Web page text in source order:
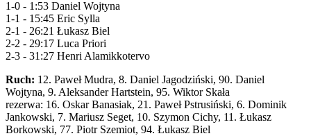
1-0 - 1:53 Daniel Wojtyna
1-1 - 15:45 Eric Sylla
2-1 - 26:21 Łukasz Biel
2-2 - 29:17 Luca Priori
2-3 - 31:27 Henri Alamikkotervo
Ruch: 12. Paweł Mudra, 8. Daniel Jagodziński, 90. Daniel
Wojtyna, 9. Aleksander Hartstein, 95. Wiktor Skała
rezerwa: 16. Oskar Banasiak, 21. Paweł Pstrusiński, 6. Dominik
Jankowski, 7. Mariusz Seget, 10. Szymon Cichy, 11. Łukasz
Borkowski, 77. Piotr Szemiot, 94. Łukasz Biel